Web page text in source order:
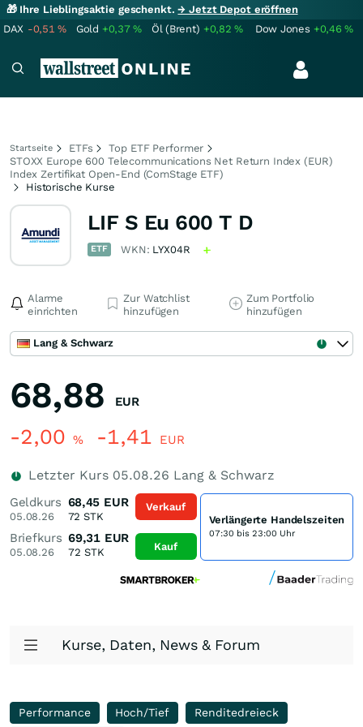
🎁 Ihre Lieblingsaktie geschenkt.→ Jetzt Depot eröffnen
DAX -0,51% Gold +0,37% Öl (Brent) +0,82% Dow Jones +0,46%
Startseite ETFs
Top ETF Performer
STOXX Europe 600 Telecommunications Net Return Index (EUR)
Index Zertifikat Open-End (ComStage ETF)
Historische Kurse
LIF S Eu 600 T D
ETF WKN: LYX04R
Alarme
einrichten
Zur Watchlist
hinzufügen
Zum Portfolio
hinzufügen
Lang & Schwarz
68,88 EUR
-2,00 % -1,41 EUR
Letzter Kurs 05.08.26 Lang & Schwarz
Geldkurs
05.08.26
68,45 EUR
72 STK
Briefkurs
05.08.26
69,31 EUR
72 STK
Verkauf
Kauf
Verlängerte Handelszeiten
07:30 bis 23:00 Uhr
Kurse, Daten, News & Forum
Performance Hoch/Tief
Renditedreieck